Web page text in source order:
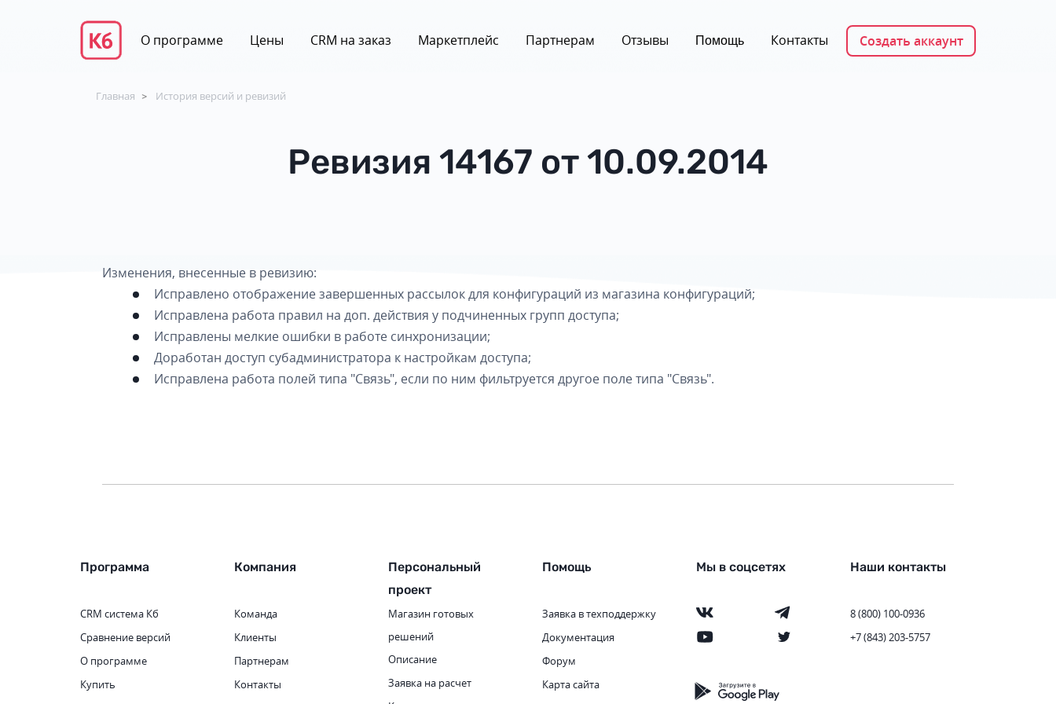
О программе Цены CRM на заказ Маркетплейс Партнерам Отзывы Помощь Контакты Создать аккаунт
Главная > История версий и ревизий
Ревизия 14167 от 10.09.2014
Изменения, внесенные в ревизию:
Исправлено отображение завершенных рассылок для конфигураций из магазина конфигураций;
Исправлена работа правил на доп. действия у подчиненных групп доступа;
Исправлены мелкие ошибки в работе синхронизации;
Доработан доступ субадминистратора к настройкам доступа;
Исправлена работа полей типа "Связь", если по ним фильтруется другое поле типа "Связь".
Программа
CRM система Кб
Сравнение версий
О программе
Купить
Компания
Команда
Клиенты
Партнерам
Контакты
Персональный
проект
Магазин готовых
решений
Описание
Заявка на расчет
Помощь
Заявка в техподдержку
Документация
Форум
Карта сайта
Мы в соцсетях Наши контакты
8 (800) 100-0936
+7 (843) 203-5757